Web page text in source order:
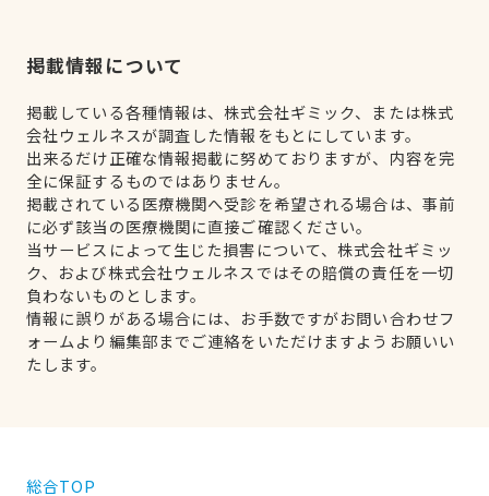
掲載情報について
掲載している各種情報は、株式会社ギミック、または株式
会社ウェルネスが調査した情報をもとにしています。
出来るだけ正確な情報掲載に努めておりますが、内容を完
全に保証するものではありません。
掲載されている医療機関へ受診を希望される場合は、事前
に必ず該当の医療機関に直接ご確認ください。
当サービスによって生じた損害について、株式会社ギミッ
ク、および株式会社ウェルネスではその賠償の責任を一切
負わないものとします。
情報に誤りがある場合には、お手数ですがお問い合わせフ
ォームより編集部までご連絡をいただけますようお願いい
たします。
総合TOP